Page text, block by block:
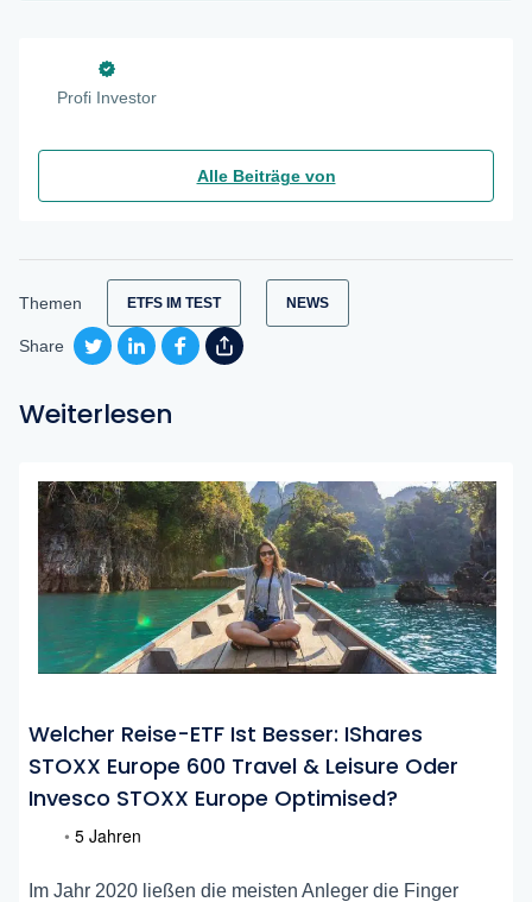
Profi Investor
Alle Beiträge von
Themen ETFS IM TEST NEWS
Share
Weiterlesen
Welcher Reise-ETF Ist Besser: IShares
STOXX Europe 600 Travel & Leisure Oder
Invesco STOXX Europe Optimised?
• 5 Jahren
Im Jahr 2020 ließen die meisten Anleger die Finger